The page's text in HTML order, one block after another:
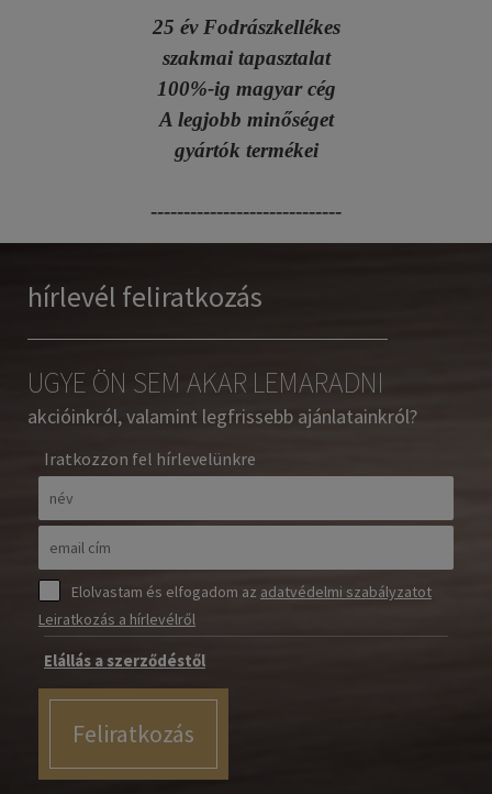
25 év Fodrászkellékes
szakmai tapasztalat
100%-ig magyar cég
A legjobb minőséget
gyártók termékei
-----------------------------
hírlevél feliratkozás
UGYE ÖN SEM AKAR LEMARADNI
akcióinkról, valamint legfrissebb ajánlatainkról?
Iratkozzon fel hírlevelünkre
Elolvastam és elfogadom az adatvédelmi szabályzatot
Leiratkozás a hírlevélről
Elállás a szerződéstől
Feliratkozás